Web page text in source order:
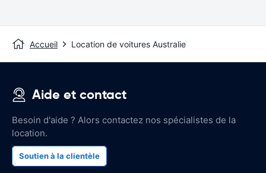
Accueil Location de voitures Australie
Aide et contact
Besoin d'aide ? Alors contactez nos spécialistes de la
location.
Soutien à la clientèle